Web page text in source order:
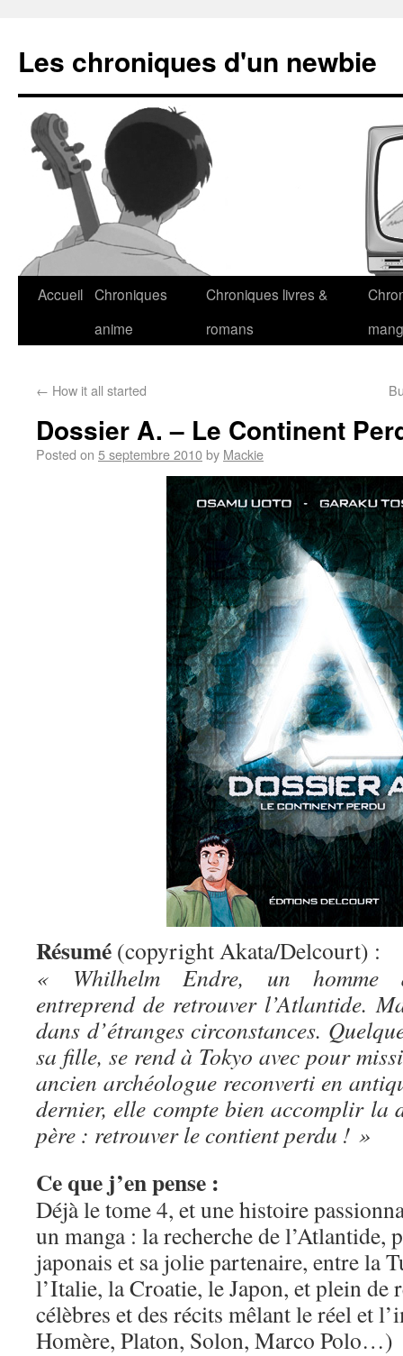
Les chroniques d'un newbie
Accueil Chroniques
anime
Chroniques livres &
romans
← How it all started
Dossier A. – Le Continent
Posted on 5 septembre 2010by Mackie
Résumé (copyright Akata/Delcourt) :
« Whilhelm Endre, un homme
entreprend de retrouver l’Atlantide.
dans d’étranges circonstances.
sa fille, se rend à Tokyo avec pour
ancien archéologue reconverti en
dernier, elle compte bien accomplir la
père : retrouver le contient perdu ! »
Ce que j’en pense :
Déjà le tome 4, et une histoire
un manga : la recherche de l’Atlantide,
japonais et sa jolie partenaire, entre la
l’Italie, la Croatie, le Japon, et plein de
célèbres et des récits mêlant le réel et
Homère, Platon, Solon, Marco Polo…)